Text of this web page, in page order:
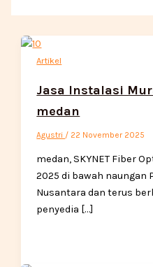
Artikel
Jasa Instalasi
medan
Agustri / 22 November 2025
medan, SKYNET Fiber
2025 di bawah naungan
Nusantara dan terus
penyedia […]